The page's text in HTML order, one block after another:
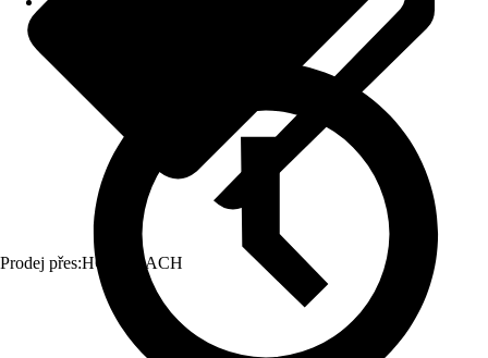
Prodej přes:HORNBACH